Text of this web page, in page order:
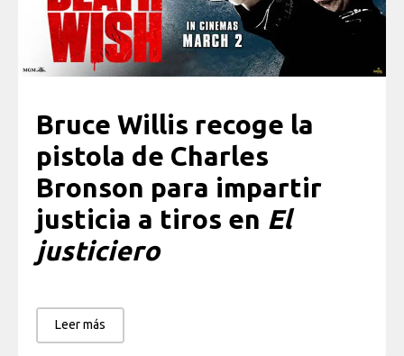
Bruce Willis recoge la
pistola de Charles
Bronson para impartir
justicia a tiros en El
justiciero
Leer más